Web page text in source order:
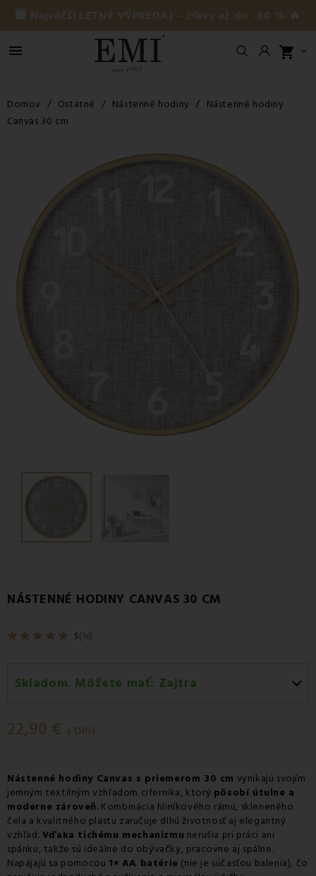
🛍️ Najväčší LETNÝ VÝPREDAJ – zľavy až do -60 % 🔥
 shopping_cart 
Domov Ostatné Nástenné hodiny
Nástenné hodiny
Canvas 30 cm
NÁSTENNÉ HODINY CANVAS 30 CM
5(1x)
Skladom. Môžete mať: Zajtra
Zajtra
-Vyzdvihnutie na predajni
Zajtra -Osobný odber v odbernom mieste GLS
Streda 12.08-Packeta doručenie kuriérom na adresu
22,90 € s DPH
Nástenné hodiny Canvas s priemerom 30 cm vynikajú svojím
jemným textilným vzhľadom ciferníka, ktorý pôsobí útulne a
moderne zároveň. Kombinácia hliníkového rámu, skleneného
čela a kvalitného plastu zaručuje dlhú životnosť aj elegantný
vzhľad. Vďaka tichému mechanizmu nerušia pri práci ani
spánku, takže sú ideálne do obývačky, pracovne aj spálne.
Napájajú sa pomocou 1× AA batérie (nie je súčasťou balenia), čo